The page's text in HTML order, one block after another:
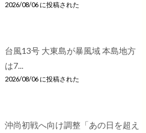
2026/08/06 に投稿された
台風13号 大東島が暴風域 本島地方
は7...
2026/08/06 に投稿された
沖尚初戦へ向け調整「あの日を超え